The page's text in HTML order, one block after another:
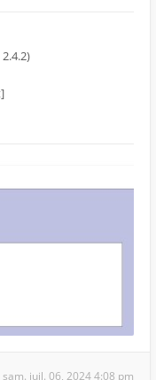
sam. juil. 06, 2024 4:08 pm